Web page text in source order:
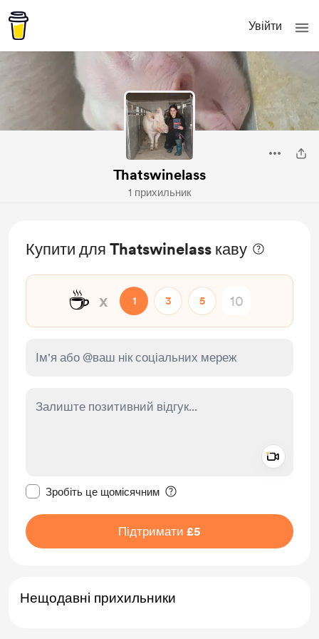
Увійти
Thatswinelass
1 прихильник
Купити для Thatswinelass каву
☕ x 1 3 5
Зробіть це щомісячним
Підтримати £5
Нещодавні прихильники